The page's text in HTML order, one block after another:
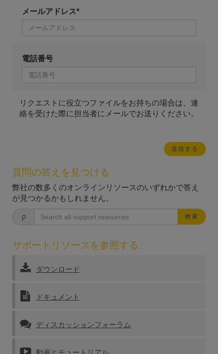
メールアドレス*
電話番号
リクエストに役立つファイルをお持ちの場合は、連
絡を受けた際に担当者にメールでお送りください。
質問の答えを見つける
弊社の数多くのオンラインリソースのいずれかで答え
が見つかるかもしれません。
検索
サポートリソースを参照する
ダウンロード
ドキュメント
ディスカッションフォーラム
動画とチュートリアル